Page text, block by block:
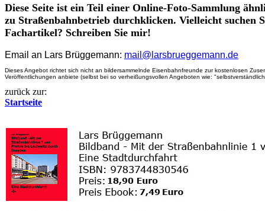
Diese Seite ist ein Teil einer Online-Foto-Sammlung
zu Straßenbahnbetrieb durchklicken. Vielleicht suchen
Fachartikel? Schreiben Sie mir!
Email an Lars Brüggemann: mail@larsbrueggemann.de
Dieses Angebot richtet sich nicht an bildersammelnde Eisenbahnfreunde zur kostenlosen
Veröffentlichungen anbiete (selbst bei so verheißungsvollen Angeboten wie:
zurück zur:
Startseite